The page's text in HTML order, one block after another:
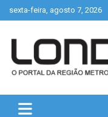
to
sexta-feira, agosto 7, 2026
Londrix